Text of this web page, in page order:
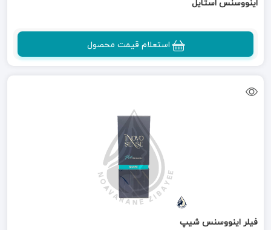
اینووسنس استایل
استعلام قیمت محصول
فیلر اینووسنس شیپ